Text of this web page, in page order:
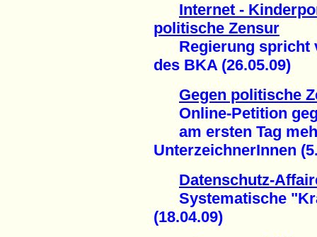
Internet -
politische Zensur
Regierung spricht
des BKA (26.05.09)
Gegen politische
Online-Petition
am ersten Tag
UnterzeichnerInnen
Datenschutz-
Systematische
(18.04.09)